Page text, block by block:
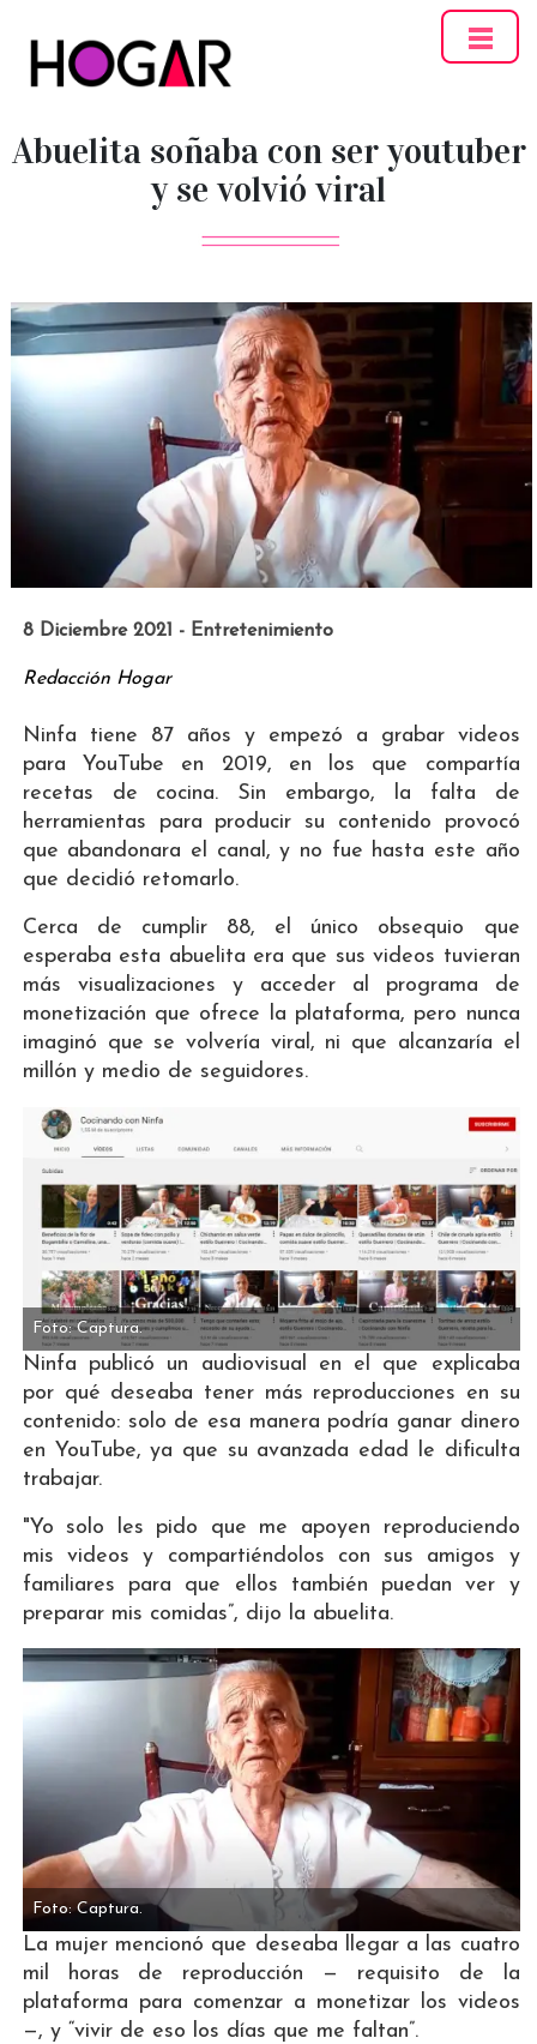
Abuelita soñaba con ser youtuber
y se volvió viral
8 Diciembre 2021 - Entretenimiento
Redacción Hogar
Ninfa tiene 87 años y empezó a grabar videos
para YouTube en 2019, en los que compartía
recetas de cocina. Sin embargo, la falta de
herramientas para producir su contenido provocó
que abandonara el canal, y no fue hasta este año
que decidió retomarlo.
Cerca de cumplir 88, el único obsequio que
esperaba esta abuelita era que sus videos tuvieran
más visualizaciones y acceder al programa de
monetización que ofrece la plataforma, pero nunca
imaginó que se volvería viral, ni que alcanzaría el
millón y medio de seguidores.
Foto: Captura.
Ninfa publicó un audiovisual en el que explicaba
por qué deseaba tener más reproducciones en su
contenido: solo de esa manera podría ganar dinero
en YouTube, ya que su avanzada edad le dificulta
trabajar.
"Yo solo les pido que me apoyen reproduciendo
mis videos y compartiéndolos con sus amigos y
familiares para que ellos también puedan ver y
preparar mis comidas”, dijo la abuelita.
Foto: Captura.
La mujer mencionó que deseaba llegar a las cuatro
mil horas de reproducción — requisito de la
plataforma para comenzar a monetizar los videos
—, y “vivir de eso los días que me faltan”.